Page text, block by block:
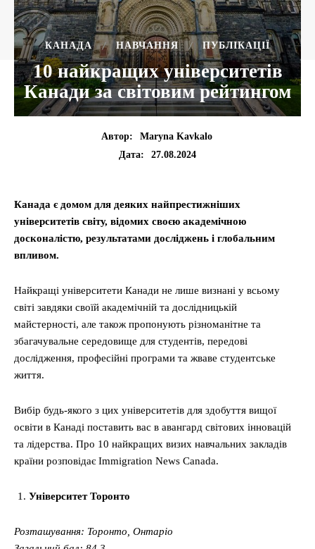
КАНАДА НАВЧАННЯ ПУБЛІКАЦІЇ
10 найкращих університетів
Канади за світовим рейтингом
Автор:
Maryna Kavkalo
Дата:
27.08.2024
Канада є домом для деяких найпрестижніших
університетів світу, відомих своєю академічною
досконалістю, результатами досліджень і глобальним
впливом.
Найкращі університети Канади не лише визнані у всьому
світі завдяки своїй академічній та дослідницькій
майстерності, але також пропонують різноманітне та
збагачувальне середовище для студентів, передові
дослідження, професійні програми та жваве студентське
життя.
Вибір будь-якого з цих університетів для здобуття вищої
освіти в Канаді поставить вас в авангард світових інновацій
та лідерства. Про 10 найкращих визих навчальних закладів
країни розповідає Immigration News Canada.
Університет Торонто
Розташування: Торонто, Онтаріо